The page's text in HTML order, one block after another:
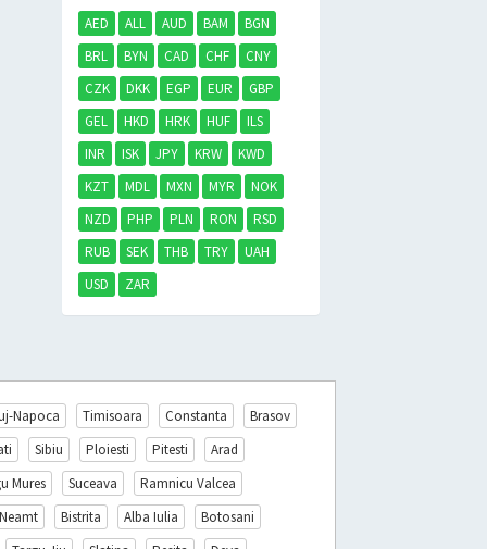
AED ALL AUD BAM
BGN
BRL
BYN CAD CHF
CNY
CZK
DKK EGP EUR
GBP
GEL
HKD HRK HUF
ILS
INR
ISK JPY KRW
KWD
KZT
MDL MXN MYR
NOK
NZD
PHP PLN RON
RSD
RUB
SEK THB TRY
UAH
USD
ZAR
Napoca Timisoara Constanta
Brasov
Sibiu Ploiesti Pitesti
Arad
Mures Suceava
Ramnicu Valcea
Bistrita Alba Iulia
Botosani